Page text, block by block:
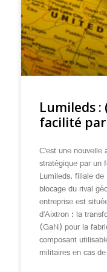
Lumileds :
facilité par
C’est une
stratégique par un
Lumileds, filiale
blocage du rival
entreprise est
d’Aixtron : la
(GaN) pour la
composant
militaires en cas